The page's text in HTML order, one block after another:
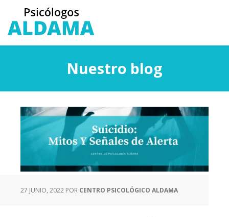
contenido
principal
barra
Nuestro blog
27 JUNIO, 2022 POR CENTRO PSICOLÓGICO ALDAMA